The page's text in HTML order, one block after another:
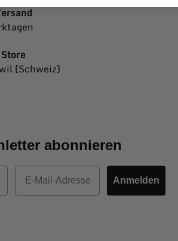
(Schweiz)
abonnieren
E-Mail
Anmelden